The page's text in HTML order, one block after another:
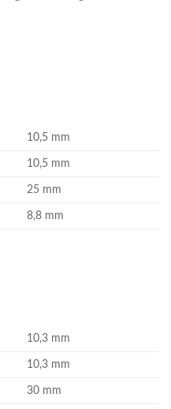
10,5 mm
10,5 mm
25 mm
8,8 mm
10,3 mm
10,3 mm
30 mm